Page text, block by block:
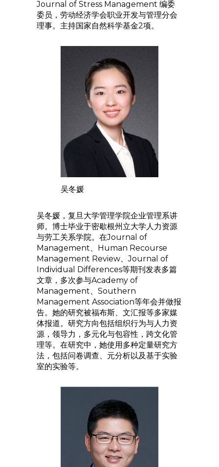
Journal of Stress Management 编委
委员，劳动经济学会职业开发与管理分会
理事。主持国家自然科学基金2项。
吴冬媛
吴冬媛，复旦大学管理学院企业管理系讲
师。博士毕业于密歇根州立大学人力资源
与劳工关系学院。在Journal of
Management、Human Recourse
Management Review、Journal of
Individual Differences等期刊发表多篇
文章，多次参与Academy of
Management、Southern
Management Association等年会并做报
告。她的研究被福布斯、文汇报等多家媒
体报道。研究方向包括组织行为与人力资
源，领导力，多元化与包容性，跨文化管
理等。在研究中，她使用多种定量研究方
法，包括问卷调查、元分析以及基于实验
室的实验等。